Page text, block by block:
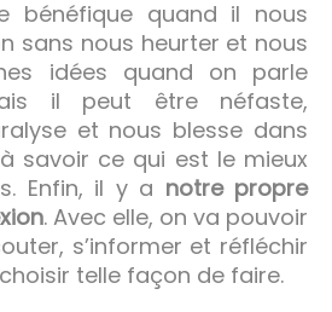
bénéfique quand il nous
sans nous heurter et nous
idées quand on parle
il peut être néfaste,
et nous blesse dans
savoir ce qui est le mieux
Enfin, il y a notre propre
. Avec elle, on va pouvoir
s’informer et réfléchir
telle façon de faire.